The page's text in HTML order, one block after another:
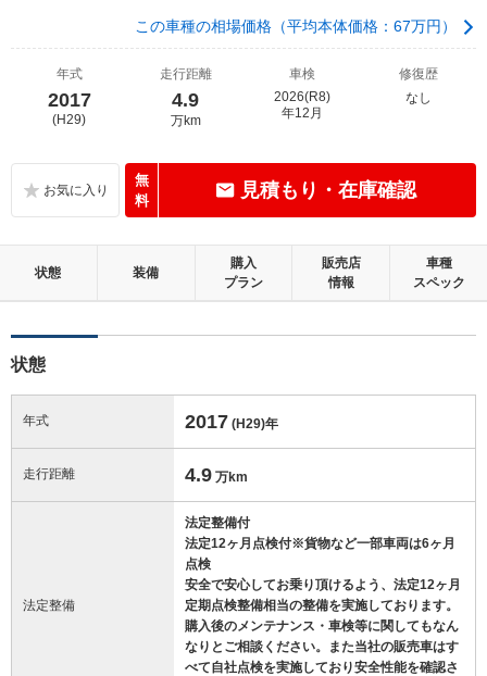
この車種の相場価格（平均本体価格：67万円）
年式
2017
(H29)
走行距離
4.9
万km
車検
2026(R8)
年12月
修復歴
なし
無
料
見積もり・在庫確認
状態 装備
購入
プラン
販売店
情報
車種
スペック
状態
年式 2017 (H29)年
走行距離 4.9 万km
法定整備
法定整備付
法定12ヶ月点検付※貨物など一部車両は6ヶ月
点検
安全で安心してお乗り頂けるよう、法定12ヶ月
定期点検整備相当の整備を実施しております。
購入後のメンテナンス・車検等に関してもなん
なりとご相談ください。また当社の販売車はす
べて自社点検を実施しており安全性能を確認さ